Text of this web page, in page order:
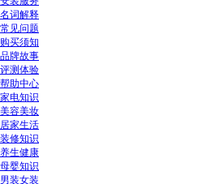
名词解释
常见问题
购买须知
品牌故事
评测体验
帮助中心
家电知识
美容美妆
居家生活
装修知识
养生健康
母婴知识
男装女装